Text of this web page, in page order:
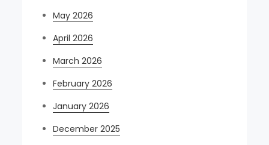
May 2026
April 2026
March 2026
February 2026
January 2026
December 2025